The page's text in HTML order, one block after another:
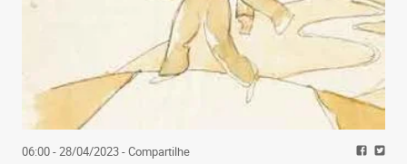
06:00 - 28/04/2023- Compartilhe